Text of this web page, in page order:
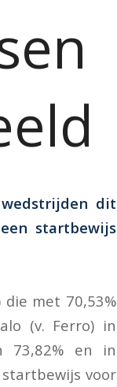
dit
startbewijs
met 70,53%
(v. Ferro) in
73,82% en in
startbewijs voor